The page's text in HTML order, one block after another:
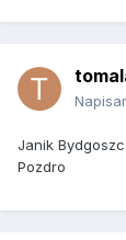
Janik
Pozdro